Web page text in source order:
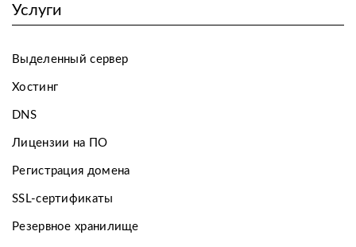
Услуги
Выделенный сервер
Хостинг
DNS
Лицензии на ПО
Регистрация домена
SSL-сертификаты
Резервное хранилище